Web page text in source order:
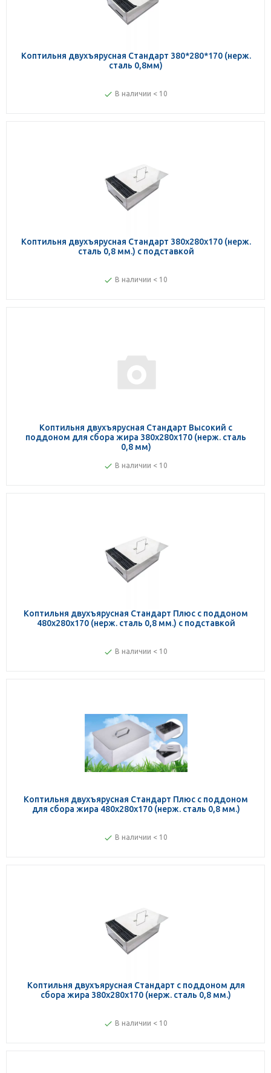
Коптильня двухъярусная Стандарт 380*280*170 (нерж.
сталь 0,8мм)
В наличии < 10
Коптильня двухъярусная Стандарт 380х280х170 (нерж.
сталь 0,8 мм.) с подставкой
В наличии < 10
Коптильня двухъярусная Стандарт Высокий с
поддоном для сбора жира 380х280х170 (нерж. сталь
0,8 мм)
В наличии < 10
Коптильня двухъярусная Стандарт Плюс с поддоном
480х280х170 (нерж. сталь 0,8 мм.) с подставкой
В наличии < 10
Коптильня двухъярусная Стандарт Плюс с поддоном
для сбора жира 480х280х170 (нерж. сталь 0,8 мм.)
В наличии < 10
Коптильня двухъярусная Стандарт с поддоном для
сбора жира 380х280х170 (нерж. сталь 0,8 мм.)
В наличии < 10